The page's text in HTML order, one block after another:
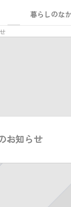
暮らしのな
お知らせ